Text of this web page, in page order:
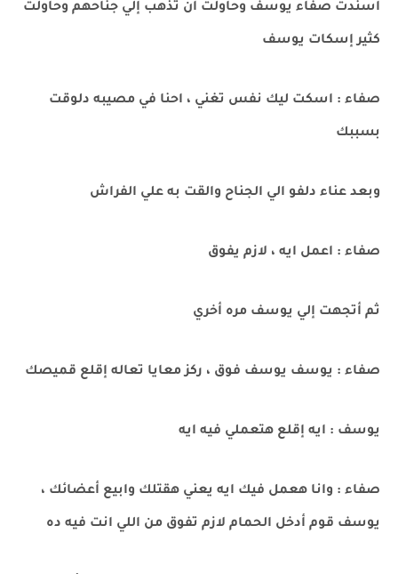
أسندت صفاء يوسف وحاولت أن تذهب إلي جناحهم وحاولت
كثير إسكات يوسف
صفاء : اسكت ليك نفس تغني ، احنا في مصيبه دلوقت
بسببك
وبعد عناء دلفو الي الجناح والقت به علي الفراش
صفاء : اعمل ايه ، لازم يفوق
ثم أتجهت إلي يوسف مره أخري
صفاء : يوسف يوسف فوق ، ركز معايا تعاله إقلع قميصك
يوسف : ايه إقلع هتعملي فيه ايه
صفاء : وانا هعمل فيك ايه يعني هقتلك وابيع أعضائك ،
يوسف قوم أدخل الحمام لازم تفوق من اللي انت فيه ده